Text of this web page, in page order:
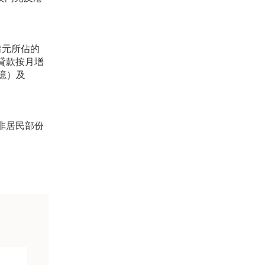
所佔的
款按月增
）及
居民部份